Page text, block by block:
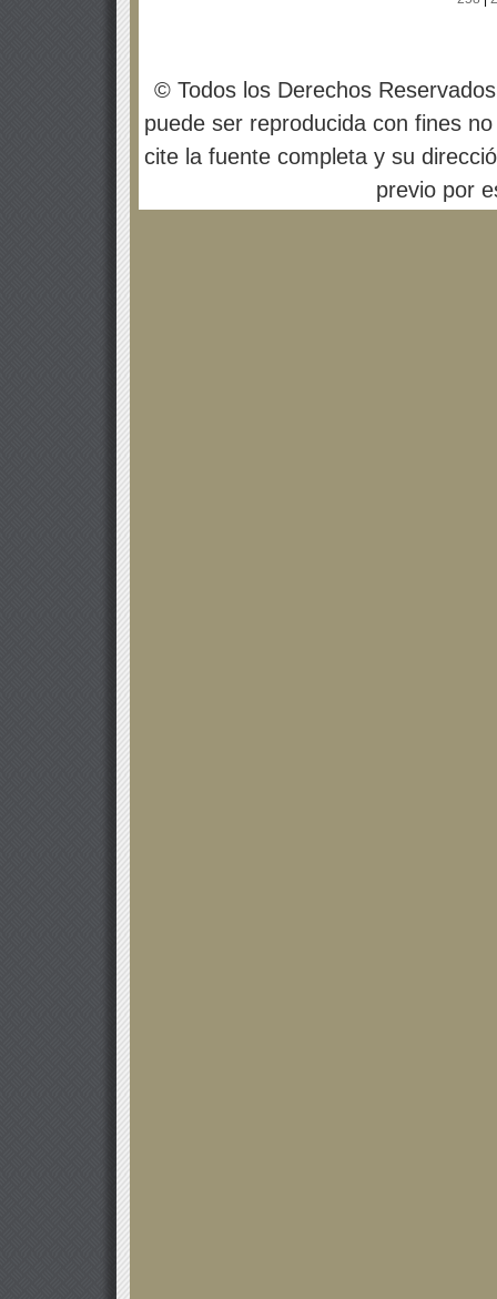
© Todos los Derechos
puede ser reproducida con fines
cite la fuente completa y su
previo por